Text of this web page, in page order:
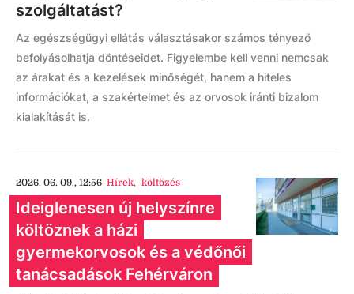
szolgáltatást?
Az egészségügyi ellátás választásakor számos tényező
befolyásolhatja döntéseidet. Figyelembe kell venni nemcsak
az árakat és a kezelések minőségét, hanem a hiteles
információkat, a szakértelmet és az orvosok iránti bizalom
kialakítását is.
2026. 06. 09., 12:56 Hírek, költözés
Ideiglenesen új helyszínre
költöznek a házi
gyermekorvosok és a védőnői
tanácsadások Fehérváron